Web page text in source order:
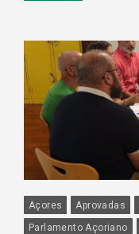
Açores Aprovadas
Parlamento Açoriano